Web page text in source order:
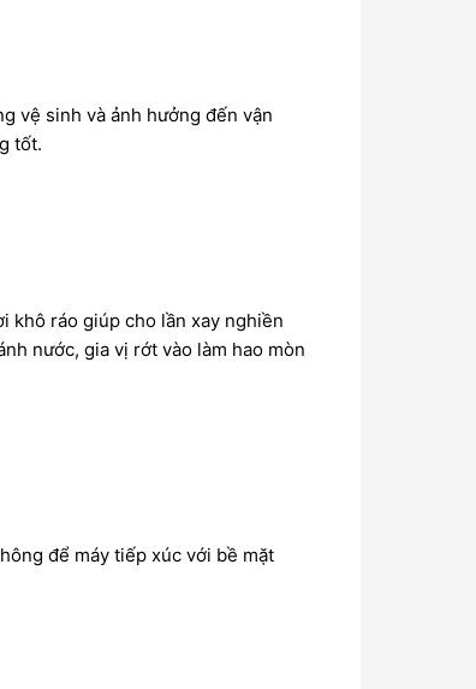
vệ sinh và ảnh hưởng đến vận
tốt.
khô ráo giúp cho lần xay nghiền
nước, gia vị rớt vào làm hao mòn
để máy tiếp xúc với bề mặt